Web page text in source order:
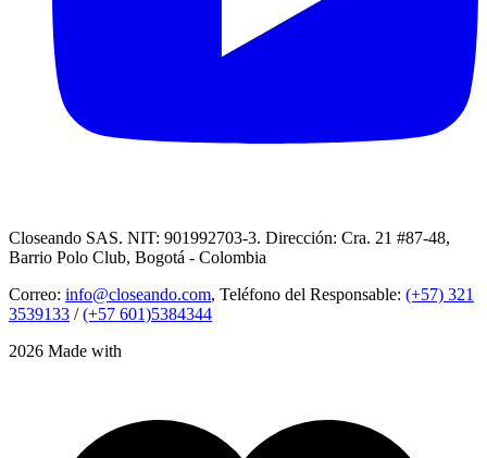
Closeando SAS. NIT: 901992703-3. Dirección: Cra. 21 #87-48,
Barrio Polo Club, Bogotá - Colombia
Correo: info@closeando.com, Teléfono del Responsable: (+57) 321
3539133 /(+57 601)5384344
2026 Made with